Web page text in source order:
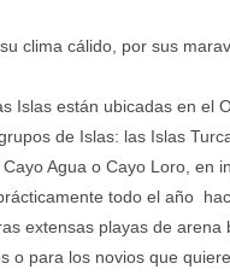
clima cálido, por sus
Islas están ubicadas en el
de Islas: las Islas
Agua o Cayo Loro, en
todo el año
extensas playas de arena
para los novios que